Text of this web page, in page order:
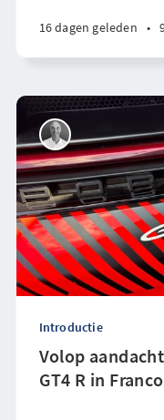
16 dagen geleden •
Introductie
Volop
GT4 R in